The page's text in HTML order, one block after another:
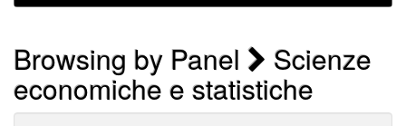
Browsing by Panel Scienze
economiche e statistiche